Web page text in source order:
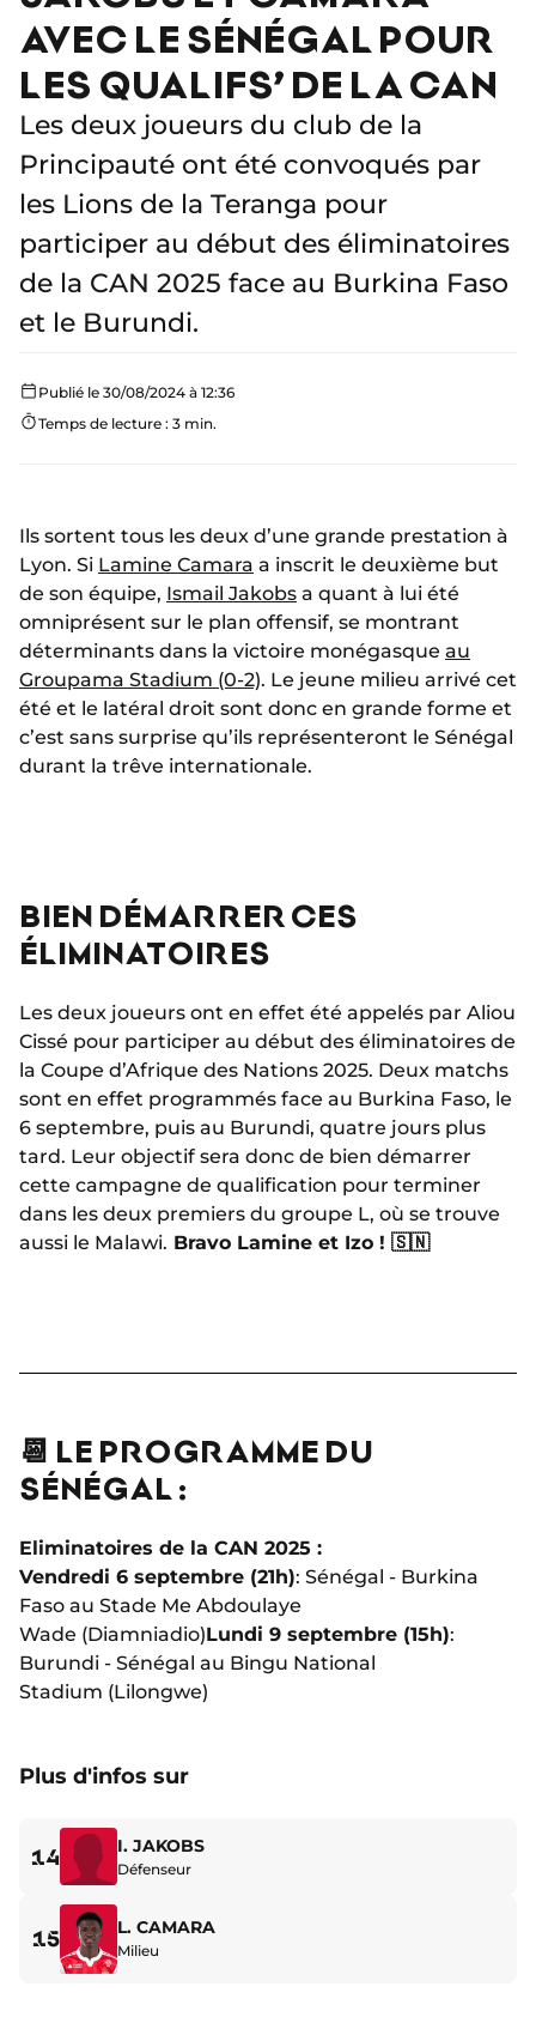
AVEC LE SÉNÉGAL POUR
LES QUALIFS’ DE LA CAN
Les deux joueurs du club de la
Principauté ont été convoqués par
les Lions de la Teranga pour
participer au début des éliminatoires
de la CAN 2025 face au Burkina Faso
et le Burundi.
Publié le 30/08/2024 à 12:36
Temps de lecture : 3 min.
Ils sortent tous les deux d’une grande prestation à
Lyon. Si Lamine Camara a inscrit le deuxième but
de son équipe, Ismail Jakobs a quant à lui été
omniprésent sur le plan offensif, se montrant
déterminants dans la victoire monégasque au
Groupama Stadium (0-2). Le jeune milieu arrivé cet
été et le latéral droit sont donc en grande forme et
c’est sans surprise qu’ils représenteront le Sénégal
durant la trêve internationale.
BIEN DÉMARRER CES
ÉLIMINATOIRES
Les deux joueurs ont en effet été appelés par Aliou
Cissé pour participer au début des éliminatoires de
la Coupe d’Afrique des Nations 2025. Deux matchs
sont en effet programmés face au Burkina Faso, le
6 septembre, puis au Burundi, quatre jours plus
tard. Leur objectif sera donc de bien démarrer
cette campagne de qualification pour terminer
dans les deux premiers du groupe L, où se trouve
aussi le Malawi. Bravo Lamine et Izo ! 🇸🇳
📆 LE PROGRAMME DU
SÉNÉGAL :
Eliminatoires de la CAN 2025 :
Vendredi 6 septembre (21h): Sénégal - Burkina
Faso au Stade Me Abdoulaye
Wade (Diamniadio)Lundi 9 septembre (15h):
Burundi - Sénégal au Bingu National
Stadium (Lilongwe)
Plus d'infos sur
14 I. JAKOBS
Défenseur
15 L. CAMARA
Milieu